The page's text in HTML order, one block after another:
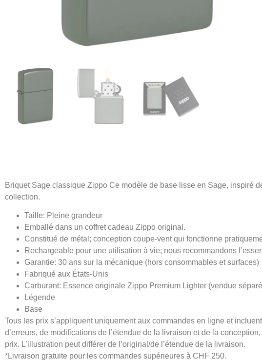
Briquet Sage classique Zippo Ce modèle de base lisse en Sage, inspiré
collection.
Taille: Pleine grandeur
Emballé dans un coffret cadeau Zippo original.
Constitué de métal; conception coupe-vent qui fonctionne
Rechargeable pour une utilisation à vie; nous recommandons
Garantie: 30 ans sur la mécanique (hors consommables et surfaces)
Fabriqué aux États-Unis
Carburant: Essence originale Zippo Premium Lighter (vendue
Légende
Base
Tous les prix s’appliquent uniquement aux commandes en ligne et
d’erreurs, de modifications de l’étendue de la livraison et de la
prix. L’illustration peut différer de l’original/de l’étendue de la livraison.
*Livraison gratuite pour les commandes supérieures à CHF 250.